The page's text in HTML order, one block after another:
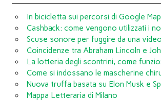
In bicicletta sui percorsi di Google
Cashback: come vengono utilizzati i
Scuse sonore per fuggire da una
Coincidenze tra Abraham Lincoln e
La lotteria degli scontrini, come
Come si indossano le mascherine
Nuova truffa basata su Elon Musk e
Mappa Letteraria di Milano